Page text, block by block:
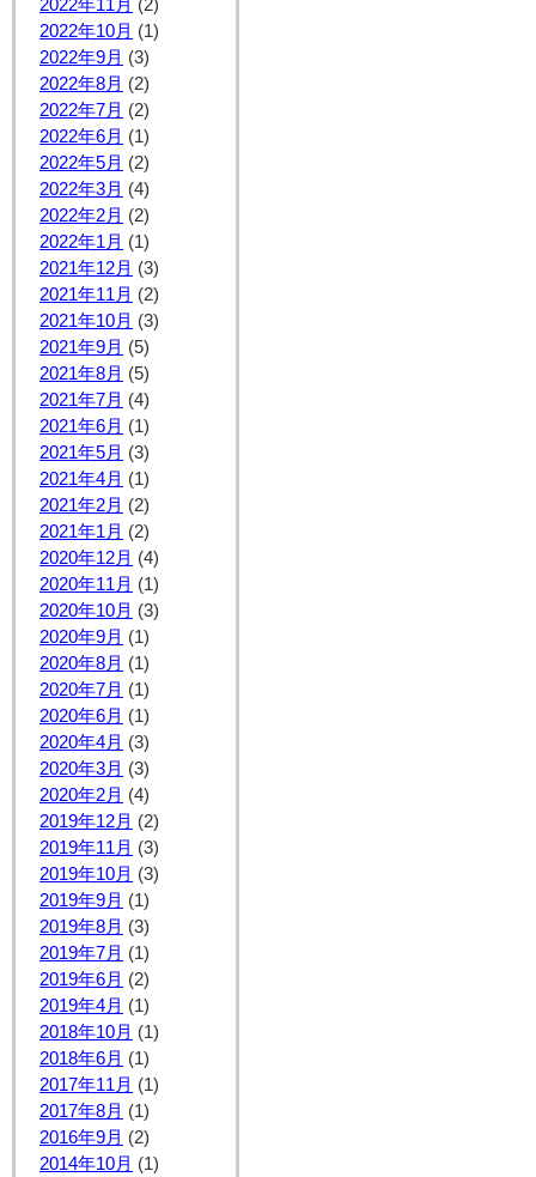
2022年11月 (2)
2022年10月 (1)
2022年9月 (3)
2022年8月 (2)
2022年7月 (2)
2022年6月 (1)
2022年5月 (2)
2022年3月 (4)
2022年2月 (2)
2022年1月 (1)
2021年12月 (3)
2021年11月 (2)
2021年10月 (3)
2021年9月 (5)
2021年8月 (5)
2021年7月 (4)
2021年6月 (1)
2021年5月 (3)
2021年4月 (1)
2021年2月 (2)
2021年1月 (2)
2020年12月 (4)
2020年11月 (1)
2020年10月 (3)
2020年9月 (1)
2020年8月 (1)
2020年7月 (1)
2020年6月 (1)
2020年4月 (3)
2020年3月 (3)
2020年2月 (4)
2019年12月 (2)
2019年11月 (3)
2019年10月 (3)
2019年9月 (1)
2019年8月 (3)
2019年7月 (1)
2019年6月 (2)
2019年4月 (1)
2018年10月 (1)
2018年6月 (1)
2017年11月 (1)
2017年8月 (1)
2016年9月 (2)
2014年10月 (1)